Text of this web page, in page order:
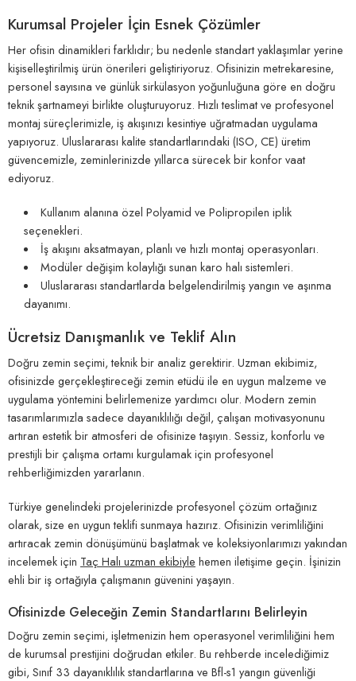
Kurumsal Projeler İçin Esnek Çözümler
Her ofisin dinamikleri farklıdır; bu nedenle standart yaklaşımlar yerine
kişiselleştirilmiş ürün önerileri geliştiriyoruz. Ofisinizin metrekaresine,
personel sayısına ve günlük sirkülasyon yoğunluğuna göre en doğru
teknik şartnameyi birlikte oluşturuyoruz. Hızlı teslimat ve profesyonel
montaj süreçlerimizle, iş akışınızı kesintiye uğratmadan uygulama
yapıyoruz. Uluslararası kalite standartlarındaki (ISO, CE) üretim
güvencemizle, zeminlerinizde yıllarca sürecek bir konfor vaat
ediyoruz.
Kullanım alanına özel Polyamid ve Polipropilen iplik
seçenekleri.
İş akışını aksatmayan, planlı ve hızlı montaj operasyonları.
Modüler değişim kolaylığı sunan karo halı sistemleri.
Uluslararası standartlarda belgelendirilmiş yangın ve aşınma
dayanımı.
Ücretsiz Danışmanlık ve Teklif Alın
Doğru zemin seçimi, teknik bir analiz gerektirir. Uzman ekibimiz,
ofisinizde gerçekleştireceği zemin etüdü ile en uygun malzeme ve
uygulama yöntemini belirlemenize yardımcı olur. Modern zemin
tasarımlarımızla sadece dayanıklılığı değil, çalışan motivasyonunu
artıran estetik bir atmosferi de ofisinize taşıyın. Sessiz, konforlu ve
prestijli bir çalışma ortamı kurgulamak için profesyonel
rehberliğimizden yararlanın.
Türkiye genelindeki projelerinizde profesyonel çözüm ortağınız
olarak, size en uygun teklifi sunmaya hazırız. Ofisinizin verimliliğini
artıracak zemin dönüşümünü başlatmak ve koleksiyonlarımızı yakından
incelemek için Taç Halı uzman ekibiyle hemen iletişime geçin. İşinizin
ehli bir iş ortağıyla çalışmanın güvenini yaşayın.
Ofisinizde Geleceğin Zemin Standartlarını Belirleyin
Doğru zemin seçimi, işletmenizin hem operasyonel verimliliğini hem
de kurumsal prestijini doğrudan etkiler. Bu rehberde incelediğimiz
gibi, Sınıf 33 dayanıklılık standartlarına ve Bfl-s1 yangın güvenliği